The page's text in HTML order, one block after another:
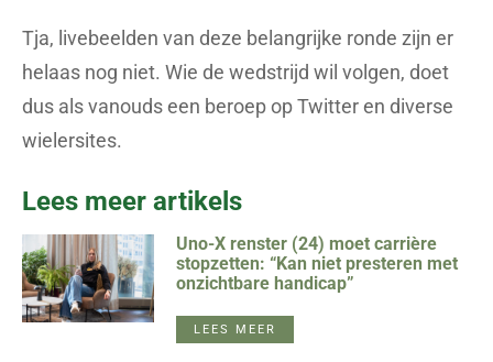
Tja, livebeelden van deze belangrijke ronde zijn er
helaas nog niet. Wie de wedstrijd wil volgen, doet
dus als vanouds een beroep op Twitter en diverse
wielersites.
Lees meer artikels
Uno-X renster (24) moet carrière
stopzetten: “Kan niet presteren met
onzichtbare handicap”
LEES MEER